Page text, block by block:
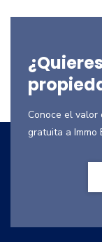
Conoce el valor
gratuita a Immo